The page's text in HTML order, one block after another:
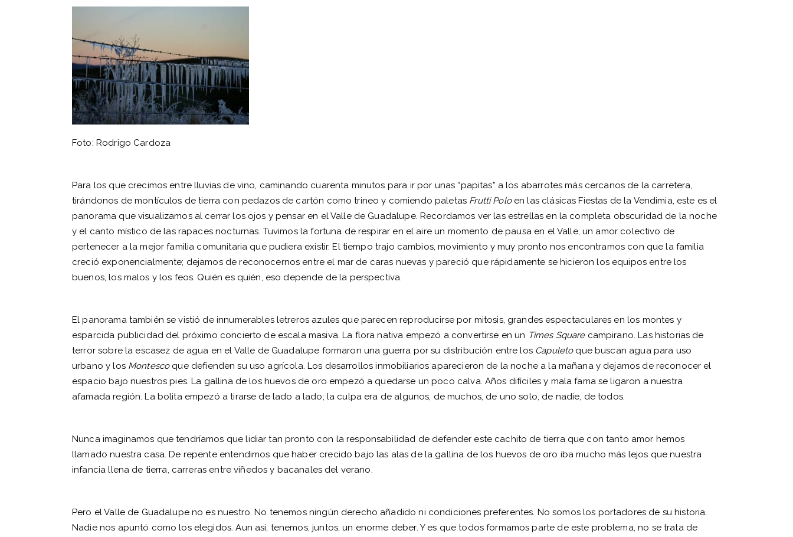
Foto: Rodrigo Cardoza
Para los que crecimos entre lluvias de vino, caminando cuarenta minutos para ir por unas “papitas” a los abarrotes más cercanos de la carretera,
tirándonos de montículos de tierra con pedazos de cartón como trineo y comiendo paletas Frutti Polo en las clásicas Fiestas de la Vendimia, este es el
panorama que visualizamos al cerrar los ojos y pensar en el Valle de Guadalupe. Recordamos ver las estrellas en la completa obscuridad de la noche
y el canto místico de las rapaces nocturnas. Tuvimos la fortuna de respirar en el aire un momento de pausa en el Valle, un amor colectivo de
pertenecer a la mejor familia comunitaria que pudiera existir. El tiempo trajo cambios, movimiento y muy pronto nos encontramos con que la familia
creció exponencialmente; dejamos de reconocernos entre el mar de caras nuevas y pareció que rápidamente se hicieron los equipos entre los
buenos, los malos y los feos. Quién es quién, eso depende de la perspectiva.
El panorama también se vistió de innumerables letreros azules que parecen reproducirse por mitosis, grandes espectaculares en los montes y
esparcida publicidad del próximo concierto de escala masiva. La flora nativa empezó a convertirse en un Times Square campirano. Las historias de
terror sobre la escasez de agua en el Valle de Guadalupe formaron una guerra por su distribución entre los Capuleto que buscan agua para uso
urbano y los Montesco que defienden su uso agrícola. Los desarrollos inmobiliarios aparecieron de la noche a la mañana y dejamos de reconocer el
espacio bajo nuestros pies. La gallina de los huevos de oro empezó a quedarse un poco calva. Años difíciles y mala fama se ligaron a nuestra
afamada región. La bolita empezó a tirarse de lado a lado; la culpa era de algunos, de muchos, de uno solo, de nadie, de todos.
Nunca imaginamos que tendríamos que lidiar tan pronto con la responsabilidad de defender este cachito de tierra que con tanto amor hemos
llamado nuestra casa. De repente entendimos que haber crecido bajo las alas de la gallina de los huevos de oro iba mucho más lejos que nuestra
infancia llena de tierra, carreras entre viñedos y bacanales del verano.
Pero el Valle de Guadalupe no es nuestro. No tenemos ningún derecho añadido ni condiciones preferentes. No somos los portadores de su historia.
Nadie nos apuntó como los elegidos. Aun así, tenemos, juntos, un enorme deber. Y es que todos formamos parte de este problema, no se trata de